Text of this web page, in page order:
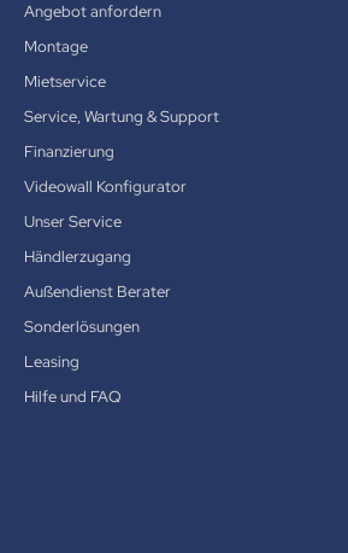
Angebot anfordern
Montage
Mietservice
Service, Wartung & Support
Finanzierung
Videowall Konfigurator
Unser Service
Händlerzugang
Außendienst Berater
Sonderlösungen
Leasing
Hilfe und FAQ